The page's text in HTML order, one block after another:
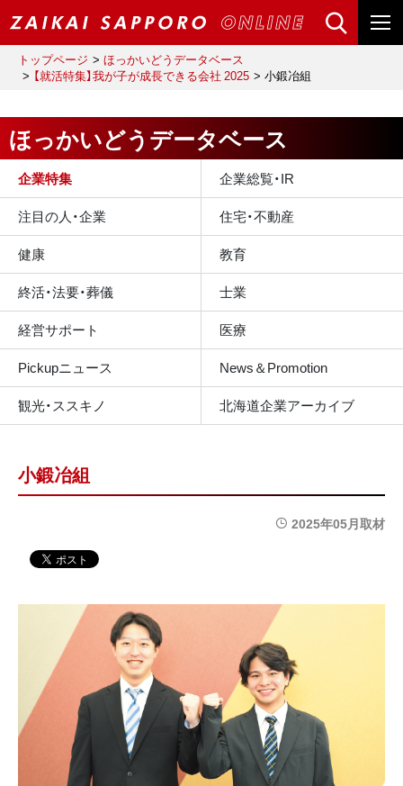
トップページ
ほっかいどうデータベース
【就活特集】我が子が成長できる会社 2025
小鍛冶組
ほっかいどうデータベース
企業特集
企業総覧・IR
注目の人・企業
住宅・不動産
健康
教育
終活・法要・葬儀
士業
経営サポート
医療
Pickupニュース
News＆Promotion
観光・ススキノ
北海道企業アーカイブ
小鍛冶組
2025年05月取材